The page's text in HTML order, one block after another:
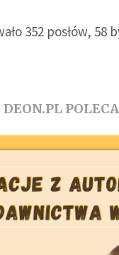
352 posłów, 58
DEON.PL POLECA